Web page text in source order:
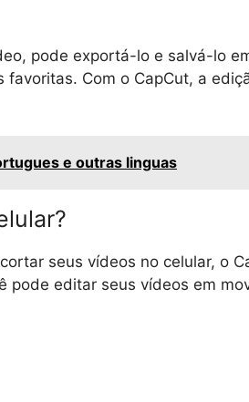
pode exportá-lo e salvá-lo
Com o CapCut, a
e outras linguas
seus vídeos no celular, o
pode editar seus vídeos em